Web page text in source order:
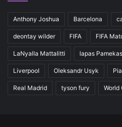
Anthony Joshua Barcelona
deontay wilder FIFA FIFA
LaNyalla Mattalitti lapas
Liverpool Oleksandr Usyk
Real Madrid tyson fury World